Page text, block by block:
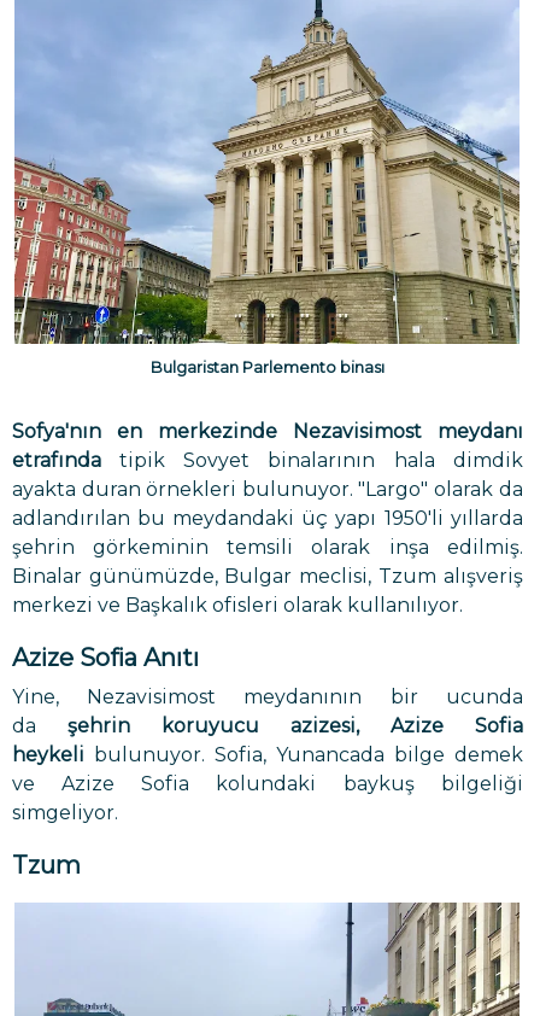
Bulgaristan Parlemento binası
Sofya'nın en merkezinde Nezavisimost meydanı
etrafındatipik Sovyet binalarının hala dimdik
ayakta duran örnekleri bulunuyor. "Largo" olarak da
adlandırılan bu meydandaki üç yapı 1950'li yıllarda
şehrin görkeminin temsili olarak inşa edilmiş.
Binalar günümüzde, Bulgar meclisi, Tzum alışveriş
merkezi ve Başkalık ofisleri olarak kullanılıyor.
Azize Sofia Anıtı
Yine, Nezavisimost meydanının bir ucunda
da şehrin koruyucu azizesi, Azize Sofia
heykeli bulunuyor. Sofia, Yunancada bilge demek
ve Azize Sofia kolundaki baykuş bilgeliği
simgeliyor.
Tzum